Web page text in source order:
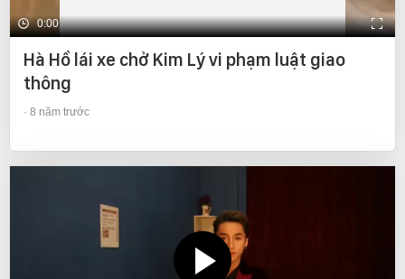
0:00
Hà Hồ lái xe chở Kim Lý vi phạm luật giao
thông
8 năm trước